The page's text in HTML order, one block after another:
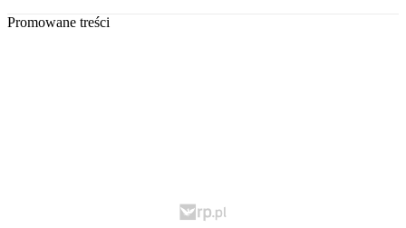
Promowane treści